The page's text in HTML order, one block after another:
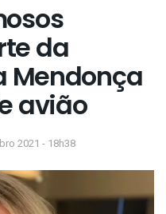
da
Mendonça
avião
2021 - 18h38